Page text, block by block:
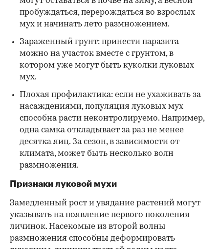
пробуждаться, перерождаться во взрослых
мух и начинать лето размножением.
Зараженный грунт: принести паразита
можно на участок вместе с грунтом, в
котором уже могут быть куколки луковых
мух.
Плохая профилактика: если не ухаживать за
насаждениями, популяция луковых мух
способна расти неконтролируемо. Например,
одна самка откладывает за раз не менее
десятка яиц. За сезон, в зависимости от
климата, может быть несколько волн
размножения.
Признаки луковой мухи
Замедленный рост и увядание растений могут
указывать на появление первого поколения
личинок. Насекомые из второй волны
размножения способны деформировать